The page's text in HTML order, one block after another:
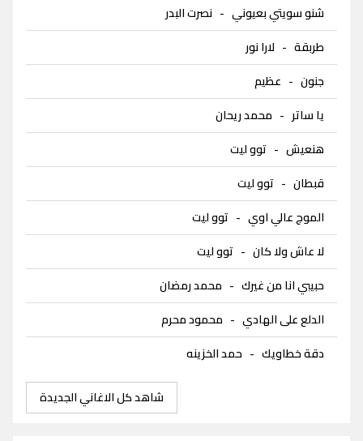
شنو سويتي بعيوني - نصرت البدر
طربقة - لارا نور
جنون - عظيم
يا ساتر - محمد ريحان
هنعيش - توو ليت
قبطان - توو ليت
الموج عالي اوي - توو ليت
لا عاش ولا كان - توو ليت
حبيبي انا من غيرك - محمد رمضان
الدلع على الهادي - محمود محرم
دقة خطاويك - حمد الخزينه
شاهد كل الاغاني الجديدة